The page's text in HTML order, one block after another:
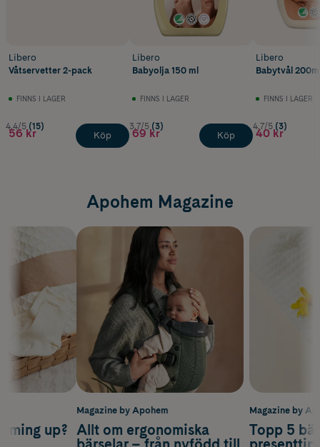
Libero
Våtservetter 2-pack
FINNS I LAGER
4.4/5 (15)
56 kr Köp
Libero
Babyolja 150 ml
FINNS I LAGER
3.7/5 (3)
69 kr Köp
Libero
Babytvål
FINNS I LAGER
4.7/5 (3)
40 kr
Apohem Magazine
Magazine by
Topp 5
up?
Magazine by Apohem
Allt om ergonomiska